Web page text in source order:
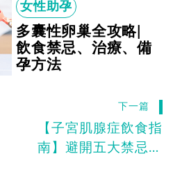
女性助孕
多囊性卵巢全攻略|
飲食禁忌、治療、備
孕方法
下一篇
【子宮肌腺症飲食指
南】避開五大禁忌食